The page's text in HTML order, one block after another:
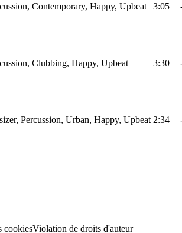
Contemporary, Happy, Upbeat 3:05
Clubbing, Happy, Upbeat 3:30
Percussion, Urban, Happy, Upbeat 2:34
cookiesViolation de droits d'auteur